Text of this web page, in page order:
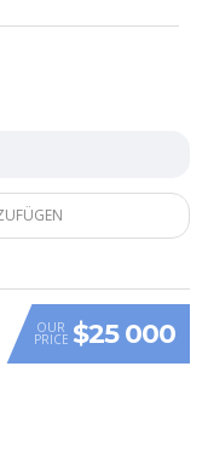
OUR
PRICE $25 000